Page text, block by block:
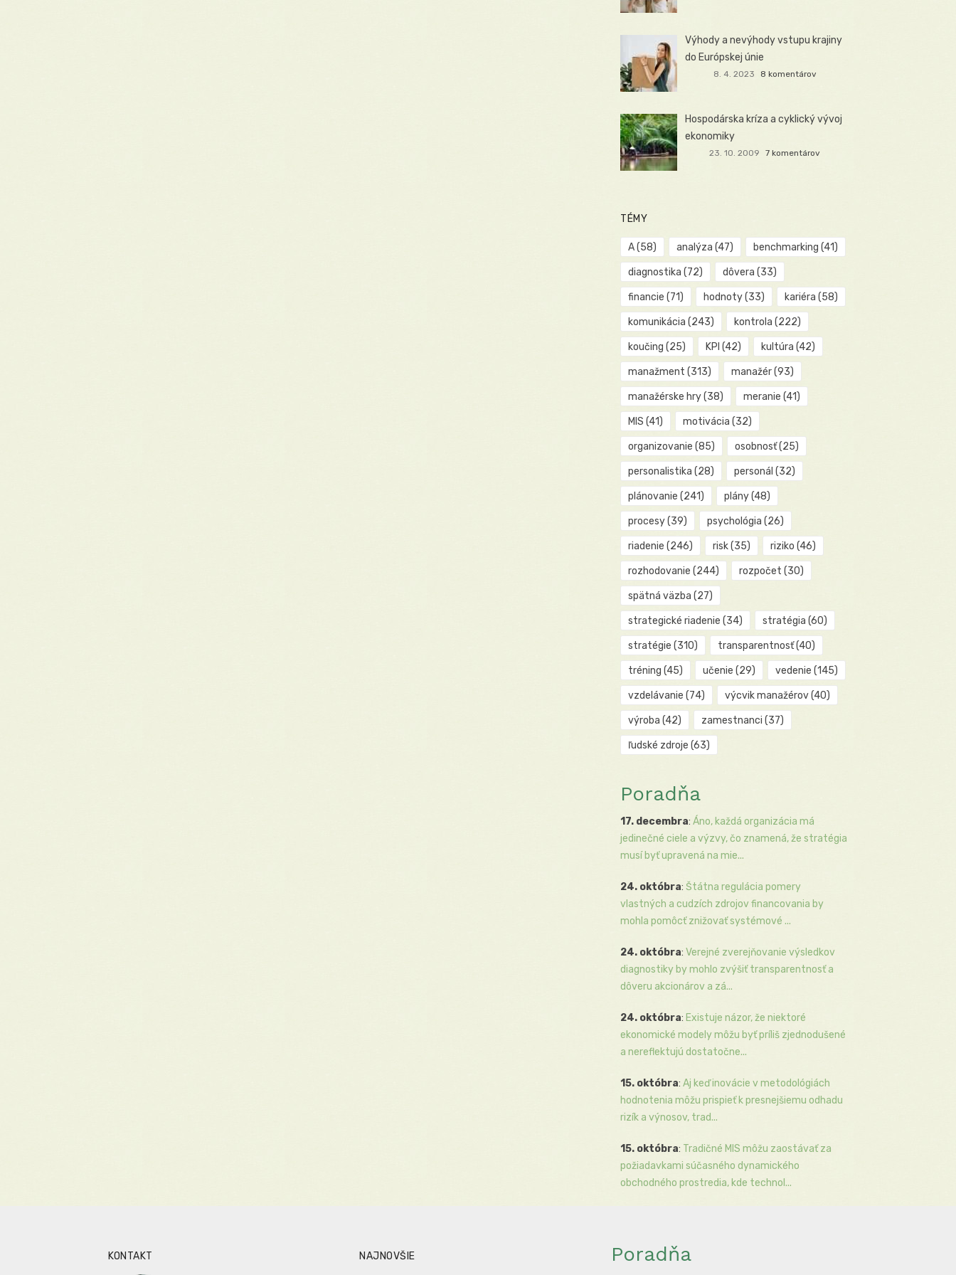
Výhody a nevýhody vstupu krajiny
do Európskej únie
8. 4. 2023 8 komentárov
Hospodárska kríza a cyklický vývoj
ekonomiky
23. 10. 2009 7 komentárov
TÉMY
A(58) analýza (47) benchmarking (41)
diagnostika (72) dôvera (33)
financie (71) hodnoty(33) kariéra (58)
komunikácia (243) kontrola (222)
koučing (25) KPI (42) kultúra (42)
manažment (313) manažér(93)
manažérske hry(38) meranie (41)
MIS (41) motivácia (32)
organizovanie (85) osobnosť(25)
personalistika (28) personál (32)
plánovanie (241) plány(48)
procesy(39) psychológia (26)
riadenie (246) risk(35) riziko (46)
rozhodovanie (244) rozpočet (30)
spätná väzba (27)
strategické riadenie (34) stratégia (60)
stratégie (310) transparentnosť(40)
tréning (45) učenie (29) vedenie (145)
vzdelávanie (74) výcvik manažérov(40)
výroba (42) zamestnanci (37)
ľudské zdroje (63)
Poradňa
17. decembra: Áno, každá organizácia má
jedinečné ciele a výzvy, čo znamená, že stratégia
musí byť upravená na mie...
24. októbra: Štátna regulácia pomery
vlastných a cudzích zdrojov financovania by
mohla pomôcť znižovať systémové ...
24. októbra: Verejné zverejňovanie výsledkov
diagnostiky by mohlo zvýšiť transparentnosť a
dôveru akcionárov a zá...
24. októbra: Existuje názor, že niektoré
ekonomické modely môžu byť príliš zjednodušené
a nereflektujú dostatočne...
15. októbra: Aj keď inovácie v metodológiách
hodnotenia môžu prispieť k presnejšiemu odhadu
rizík a výnosov, trad...
15. októbra: Tradičné MIS môžu zaostávať za
požiadavkami súčasného dynamického
obchodného prostredia, kde technol...
KONTAKT NAJNOVŠIE Poradňa